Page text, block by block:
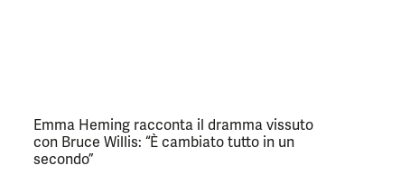
Emma Heming racconta il dramma vissuto
con Bruce Willis: “È cambiato tutto in un
secondo”